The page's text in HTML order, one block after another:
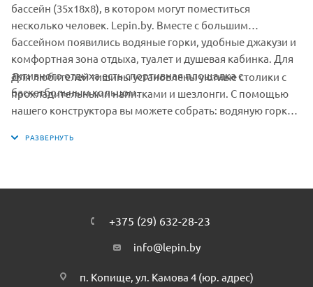
бассейн (35х18х8), в котором могут поместиться
несколько человек. Lepin.by. Вместе с большим
бассейном появились водяные горки, удобные джакузи и
комфортная зона отдыха, туалет и душевая кабинка. Для
активного отдыха есть спортивная площадка с
баскетбольным кольцом.
Для любителей тишины установлены уютные столики с
прохладительными напитками и шезлонги. С помощью
нашего конструктора вы можете собрать: водяную горку,
туалет, 2 кресла, баскетбольное кольцо и др. Включены 2
+375 (29) 632-28-23
info@lepin.by
п. Копище, ул. Камова 4 (юр. адрес)